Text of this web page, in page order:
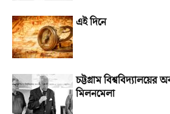
এই দিনে
চট্টগ্রাম বিশ্ববিদ্যালয়ের
মিলনমেলা